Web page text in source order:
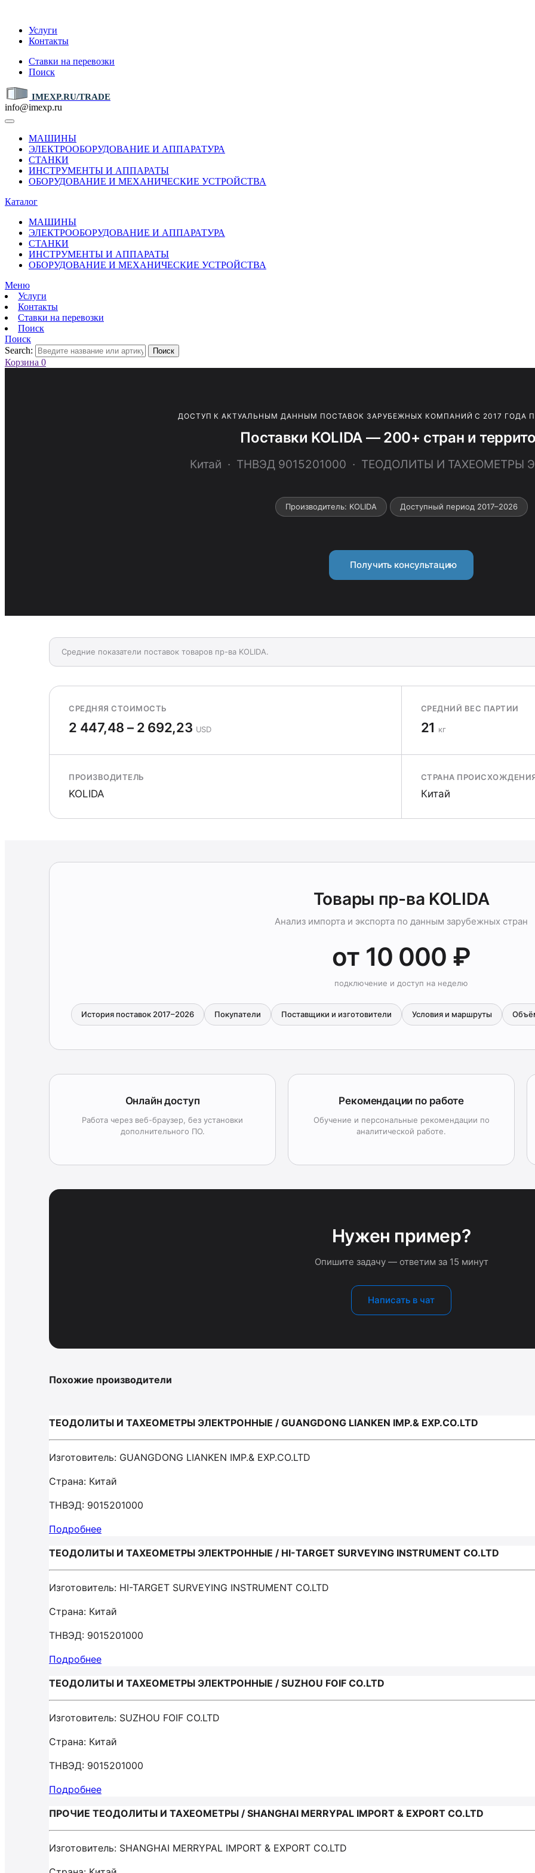
Услуги
Контакты
Ставки на перевозки
Поиск
IMEXP.RU/TRADE
info@imexp.ru
МАШИНЫ
ЭЛЕКТРООБОРУДОВАНИЕ И АППАРАТУРА
СТАНКИ
ИНСТРУМЕНТЫ И АППАРАТЫ
ОБОРУДОВАНИЕ И МЕХАНИЧЕСКИЕ УСТРОЙСТВА
Каталог
МАШИНЫ
ЭЛЕКТРООБОРУДОВАНИЕ И АППАРАТУРА
СТАНКИ
ИНСТРУМЕНТЫ И АППАРАТЫ
ОБОРУДОВАНИЕ И МЕХАНИЧЕСКИЕ УСТРОЙСТВА
Меню
Услуги
Контакты
Ставки на перевозки
Поиск
Поиск
Search:
Поиск
Корзина 0
ДОСТУП К АКТУАЛЬНЫМ ДАННЫМ ПОСТАВОК ЗАРУБЕЖНЫХ КОМПАНИЙ С 2017 ГОДА
Поставки KOLIDA — 200+ стран и
Китай · ТНВЭД 9015201000 · ТЕОДОЛИТЫ И ТАХЕОМЕТРЫ
Производитель: KOLIDA Доступный период 2017–2026
Получить консультацию
Средние показатели поставок товаров пр-ва KOLIDA.
СРЕДНЯЯ СТОИМОСТЬ
2 447,48 – 2 692,23 USD
СРЕДНИЙ ВЕС ПАРТИИ
21 кг
ПРОИЗВОДИТЕЛЬ
KOLIDA
СТРАНА
Китай
Товары пр-ва KOLIDA
Анализ импорта и экспорта по данным зарубежных стран
от 10 000 ₽
подключение и доступ на неделю
История поставок 2017–2026 Покупатели Поставщики и изготовители Условия и маршруты
Онлайн доступ
Работа через веб-браузер, без установки
дополнительного ПО.
Рекомендации по работе
Обучение и персональные рекомендации по
аналитической работе.
Нужен пример?
Опишите задачу — ответим за 15 минут
Написать в чат
Похожие производители
ТЕОДОЛИТЫ И ТАХЕОМЕТРЫ ЭЛЕКТРОННЫЕ / GUANGDONG LIANKEN IMP.& EXP.CO.LTD
Изготовитель: GUANGDONG LIANKEN IMP.& EXP.CO.LTD
Страна: Китай
ТНВЭД: 9015201000
Подробнее
ТЕОДОЛИТЫ И ТАХЕОМЕТРЫ ЭЛЕКТРОННЫЕ / HI-TARGET SURVEYING INSTRUMENT CO.LTD
Изготовитель: HI-TARGET SURVEYING INSTRUMENT CO.LTD
Страна: Китай
ТНВЭД: 9015201000
Подробнее
ТЕОДОЛИТЫ И ТАХЕОМЕТРЫ ЭЛЕКТРОННЫЕ / SUZHOU FOIF CO.LTD
Изготовитель: SUZHOU FOIF CO.LTD
Страна: Китай
ТНВЭД: 9015201000
Подробнее
ПРОЧИЕ ТЕОДОЛИТЫ И ТАХЕОМЕТРЫ / SHANGHAI MERRYPAL IMPORT & EXPORT CO.LTD
Изготовитель: SHANGHAI MERRYPAL IMPORT & EXPORT CO.LTD